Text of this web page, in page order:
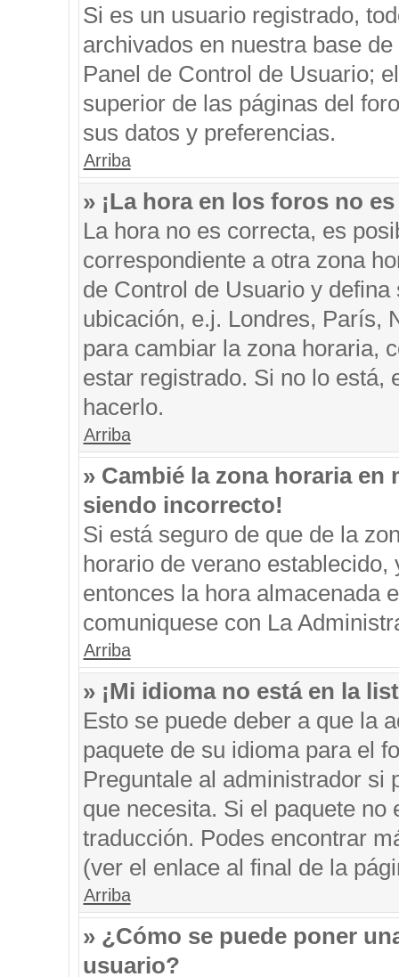
Si es un usuario registrado,
archivados en nuestra base
Panel de Control de Usuario;
superior de las páginas del
sus datos y preferencias.
Arriba
» ¡La hora en los foros no
La hora no es correcta, es
correspondiente a otra zona
de Control de Usuario y
ubicación, e.j. Londres, París,
para cambiar la zona horaria,
estar registrado. Si no lo está,
hacerlo.
Arriba
» Cambié la zona horaria
siendo incorrecto!
Si está seguro de que de la
horario de verano
entonces la hora almacenada
comuniquese con La
Arriba
» ¡Mi idioma no está en la
Esto se puede deber a que la
paquete de su idioma para el
Preguntale al administrador si
que necesita. Si el paquete
traducción. Podes encontrar
(ver el enlace al final de la
Arriba
» ¿Cómo se puede poner
usuario?